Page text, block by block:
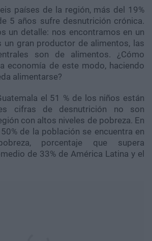
países de la región, más del 19%
5 años sufre desnutrición crónica.
un detalle: nos encontramos en un
un gran productor de alimentos, las
son de alimentos. ¿Cómo
economía de este modo, haciendo
alimentarse?
el 51 % de los niños están
cifras de desnutrición no son
con altos niveles de pobreza. En
de la población se encuentra en
porcentaje que supera
de 33% de América Latina y el